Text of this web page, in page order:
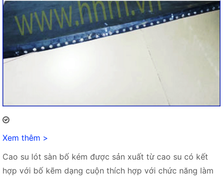
Xem thêm >
Cao su lót sàn bố kém được sản xuất từ cao su có kết
hợp với bố kẽm dạng cuộn thích hợp với chức năng làm